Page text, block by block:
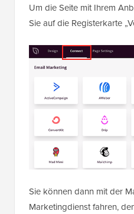
Um die Seite mit Ihrem
Sie auf die Registerkarte
Sie können dann mit der
Marketingdienst fahren,